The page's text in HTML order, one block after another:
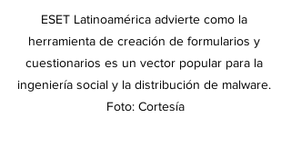
ESET Latinoamérica advierte como la
herramienta de creación de formularios y
cuestionarios es un vector popular para la
ingeniería social y la distribución de malware.
Foto: Cortesía